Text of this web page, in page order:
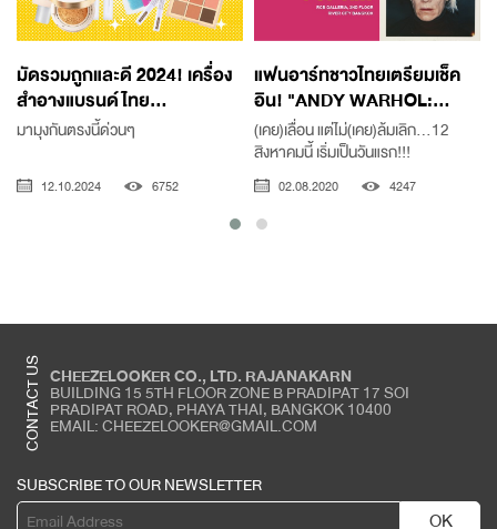
มัดรวมถูกและดี 2024! เครื่อง
สำอางแบรนด์ไทย...
มามุงกันตรงนี้ด่วนๆ
12.10.2024 6752
แฟนอาร์ทชาวไทยเตรียมเช็ค
อิน! "ANDY WARHOL:...
(เคย)เลื่อน แต่ไม่(เคย)ล้มเลิก...12
สิงหาคมนี้ เริ่มเป็นวันแรก!!!
02.08.2020 4247
CONTACT US CHEEZELOOKER CO., LTD. RAJANAKARN
BUILDING 15 5TH FLOOR ZONE B PRADIPAT 17 SOI
PRADIPAT ROAD, PHAYA THAI, BANGKOK 10400
EMAIL: CHEEZELOOKER@GMAIL.COM
SUBSCRIBE TO OUR NEWSLETTER
OK